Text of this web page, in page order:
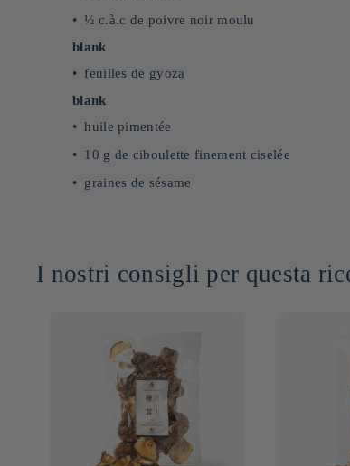
½ c.à.c de poivre noir moulu
blank
feuilles de gyoza
blank
huile pimentée
10 g de ciboulette finement ciselée
graines de sésame
I nostri consigli per questa